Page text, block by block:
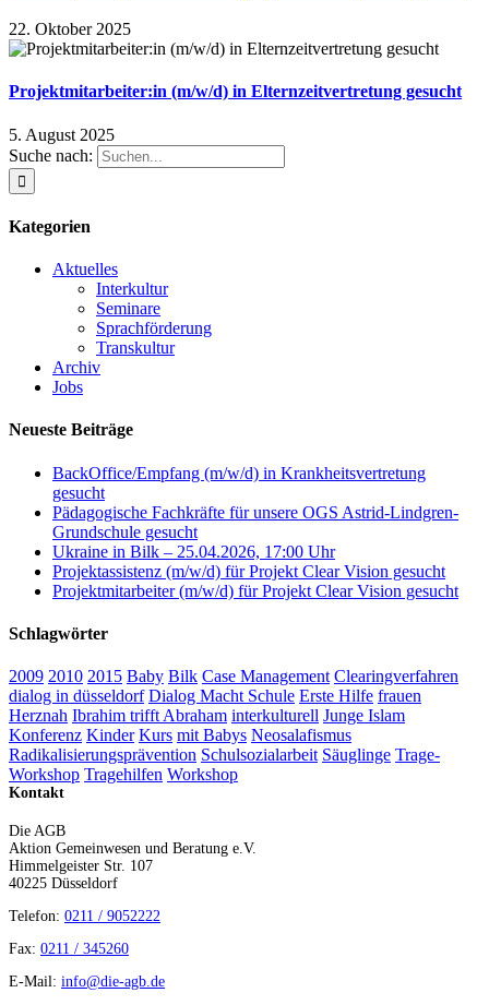
22. Oktober 2025
Projektmitarbeiter:in (m/w/d) in Elternzeitvertretung gesucht
5. August 2025
Suche nach:
Kategorien
Aktuelles
Interkultur
Seminare
Sprachförderung
Transkultur
Archiv
Jobs
Neueste Beiträge
BackOffice/Empfang (m/w/d) in Krankheitsvertretung
gesucht
Pädagogische Fachkräfte für unsere OGS Astrid-Lindgren-
Grundschule gesucht
Ukraine in Bilk – 25.04.2026, 17:00 Uhr
Projektassistenz (m/w/d) für Projekt Clear Vision gesucht
Projektmitarbeiter (m/w/d) für Projekt Clear Vision gesucht
Schlagwörter
2009 2010 2015 Baby Bilk Case Management Clearingverfahren
dialog in düsseldorf Dialog Macht Schule Erste Hilfe frauen
Herznah Ibrahim trifft Abraham interkulturell Junge Islam
Konferenz Kinder Kurs mit Babys Neosalafismus
Radikalisierungsprävention Schulsozialarbeit Säuglinge Trage-
Workshop Tragehilfen Workshop
Kontakt
Die AGB
Aktion Gemeinwesen und Beratung e.V.
Himmelgeister Str. 107
40225 Düsseldorf
Telefon: 0211 / 9052222
Fax: 0211 / 345260
E-Mail: info@die-agb.de